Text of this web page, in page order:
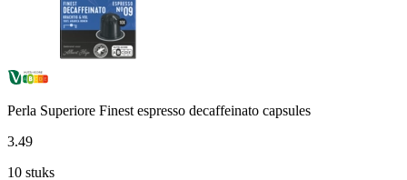
Perla Superiore Finest espresso decaffeinato capsules
3.49
10 stuks